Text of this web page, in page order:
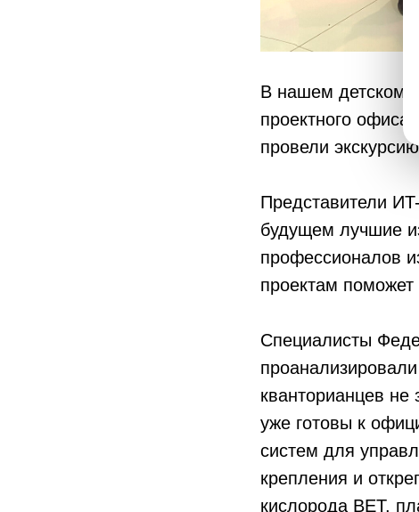
В нашем детском
проектного
провели
Представители
будущем лучшие
профессионалов
проектам поможет
Специалисты
кванторианцев не
уже готовы к
систем для
крепления и
кислорода BET,